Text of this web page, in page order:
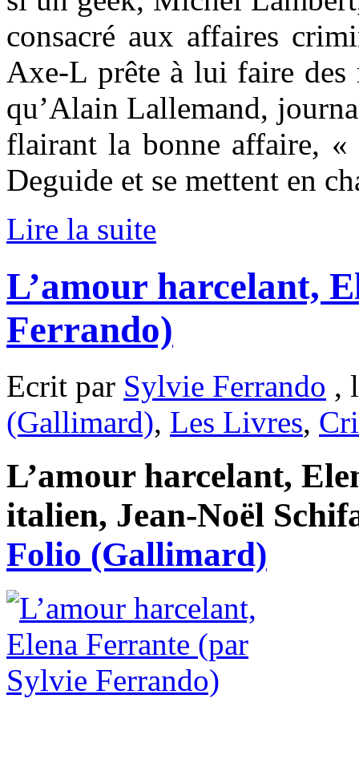
consacré aux affaires
Axe-L prête à lui faire des
qu’Alain Lallemand,
flairant la bonne affaire,
Deguide et se mettent en
Lire la suite
L’amour harcelant,
Ferrando)
Ecrit par Sylvie Ferrando ,
(Gallimard), Les Livres,
L’amour harcelant,
italien, Jean-Noël
Folio (Gallimard)